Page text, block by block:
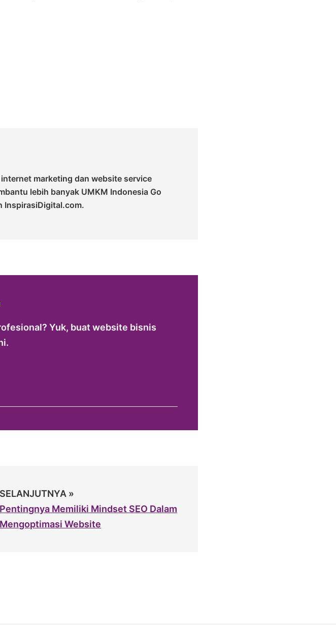
marketing dan website service
lebih banyak UMKM Indonesia Go
InspirasiDigital.com.
Yuk, buat website bisnis
SELANJUTNYA »
Pentingnya Memiliki Mindset SEO Dalam
Mengoptimasi Website